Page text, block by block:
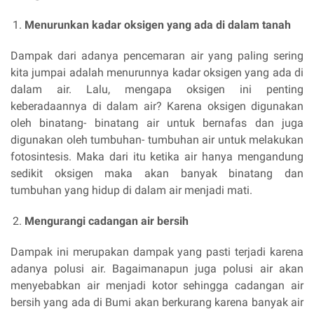
Menurunkan kadar oksigen yang ada di dalam tanah
Dampak dari adanya pencemaran air yang paling sering
kita jumpai adalah menurunnya kadar oksigen yang ada di
dalam air. Lalu, mengapa oksigen ini penting
keberadaannya di dalam air? Karena oksigen digunakan
oleh binatang- binatang air untuk bernafas dan juga
digunakan oleh tumbuhan- tumbuhan air untuk melakukan
fotosintesis. Maka dari itu ketika air hanya mengandung
sedikit oksigen maka akan banyak binatang dan
tumbuhan yang hidup di dalam air menjadi mati.
Mengurangi cadangan air bersih
Dampak ini merupakan dampak yang pasti terjadi karena
adanya polusi air. Bagaimanapun juga polusi air akan
menyebabkan air menjadi kotor sehingga cadangan air
bersih yang ada di Bumi akan berkurang karena banyak air